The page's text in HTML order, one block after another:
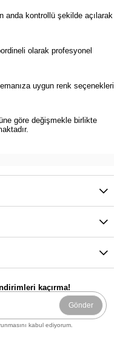
anda kontrollü şekilde açılarak
olarak profesyonel
uygun renk seçenekleri
göre değişmekle birlikte
kaçırma!
Gönder
kabul ediyorum.